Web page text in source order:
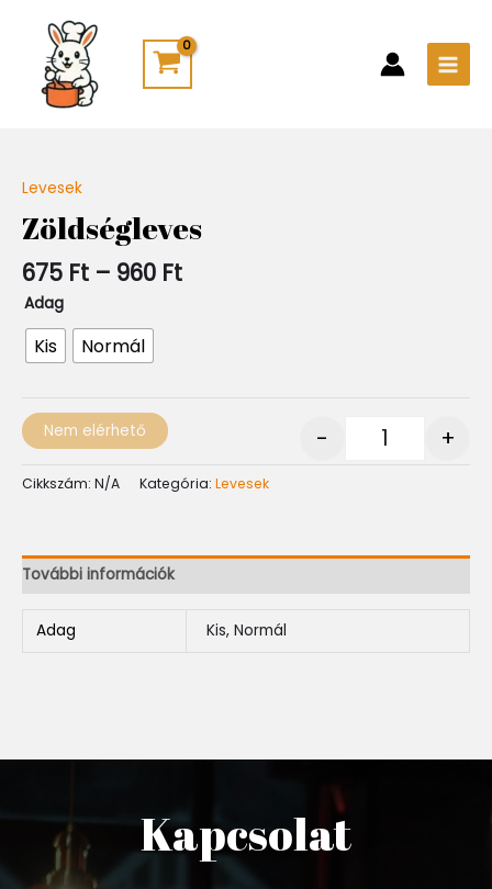
content
Levesek
Zöldségleves
675 Ft – 960 Ft
-
960 Ft
Adag
Kis Normál
- +
Nem elérhető
Cikkszám: N/A Kategória: Levesek
További információk
Adag Kis, Normál
Kapcsolat